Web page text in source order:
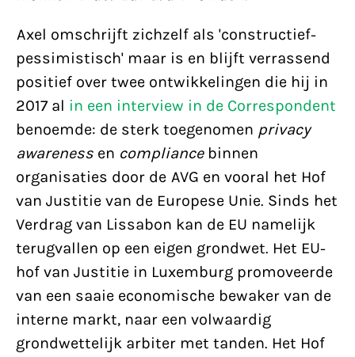
Axel omschrijft zichzelf als 'constructief-
pessimistisch' maar is en blijft verrassend
positief over twee ontwikkelingen die hij in
2017 al in een interview in de Correspondent
benoemde: de sterk toegenomen privacy
awareness en compliancebinnen
organisaties door de AVG en vooral het Hof
van Justitie van de Europese Unie. Sinds het
Verdrag van Lissabon kan de EU namelijk
terugvallen op een eigen grondwet. Het EU-
hof van Justitie in Luxemburg promoveerde
van een saaie economische bewaker van de
interne markt, naar een volwaardig
grondwettelijk arbiter met tanden. Het Hof